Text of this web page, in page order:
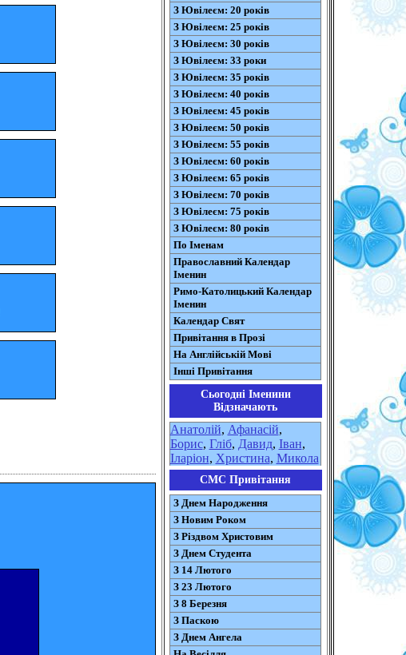
З Ювілеєм: 20 років
З Ювілеєм: 25 років
З Ювілеєм: 30 років
З Ювілеєм: 33 роки
З Ювілеєм: 35 років
З Ювілеєм: 40 років
З Ювілеєм: 45 років
З Ювілеєм: 50 років
З Ювілеєм: 55 років
З Ювілеєм: 60 років
З Ювілеєм: 65 років
З Ювілеєм: 70 років
З Ювілеєм: 75 років
З Ювілеєм: 80 років
По Іменам
Православний Календар
Іменин
Римо-Католицький Календар
Іменин
Календар Свят
Привітання в Прозі
На Англійській Мові
Інші Привітання
Сьогодні Іменини
Відзначають
Анатолій, Афанасій,
Борис, Гліб, Давид, Іван,
Іларіон, Христина, Микола
СМС Привітання
З Днем Народження
З Новим Роком
З Різдвом Христовим
З Днем Студента
З 14 Лютого
З 23 Лютого
З 8 Березня
З Паскою
З Днем Ангела